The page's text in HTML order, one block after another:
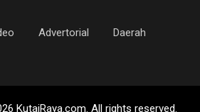
Advertorial Daerah
KutaiRaya.com. All rights reserved.